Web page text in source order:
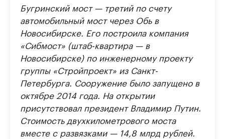
Бугринский мост — третий по счету
автомобильный мост через Обь в
Новосибирске. Его построила компания
«Сибмост» (штаб-квартира — в
Новосибирске) по инженерному проекту
группы «Стройпроект» из Санкт-
Петербурга. Сооружение было запущено в
октябре 2014 года. На открытии
присутствовал президент Владимир Путин.
Стоимость двухкилометрового моста
вместе с развязками — 14,8 млрд рублей.